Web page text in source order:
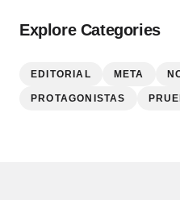
Explore Categories
EDITORIAL META
PROTAGONISTAS